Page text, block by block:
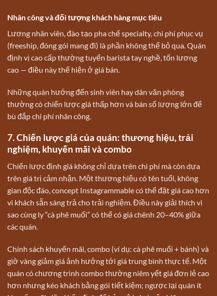
Nhân công và đối tượng khách hàng mục tiêu
Lương nhân viên, đào tạo pha chế specialty, chi phí phục vụ
(freeship, đóng gói mang đi) là phần không thể bỏ qua. Quán
định vị cao cấp thường tuyển barista tay nghề, tốn lương
cao — điều này thể hiện ở giá bán.
Những quán hướng đến sinh viên hay dân văn phòng
thường có chiến lược giá thấp hơn và bán số lượng lớn để
bù đắp chi phí nhân công.
7. Chiến lược giá của quán: thương hiệu, trải
nghiệm, khuyến mãi và combo
Chiến lược định giá không chỉ dựa trên chi phí mà còn dựa
trên giá trị cảm nhận. Một thương hiệu có tên tuổi, không
gian độc đáo, concept Instagrammable có thể đặt giá cao hơn
vì khách sẵn sàng trả cho trải nghiệm. Điều này giải thích vì
sao cùng ly “cà phê muối” có thể có giá chênh 20–40% giữa
các quán.
Chính sách khuyến mãi, combo (ví dụ: cà phê muối + bánh) và
giờ vàng giảm giá ảnh hưởng tới giá trung bình thực tế. Một
quán có chương trình combo thường niêm yết giá đơn lẻ cao
hơn nhưng kéo khách bằng gói tiết kiệm; ngược lại quán ít